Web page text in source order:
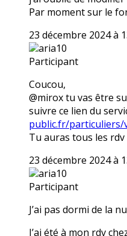
Par moment sur le
23 décembre 2024 à
aria10
Participant
Coucou,
@mirox tu vas être
suivre ce lien du
public.fr/particuliers/
Tu auras tous les
23 décembre 2024 à
aria10
Participant
J’ai pas dormi de la
J’ai été à mon rdv